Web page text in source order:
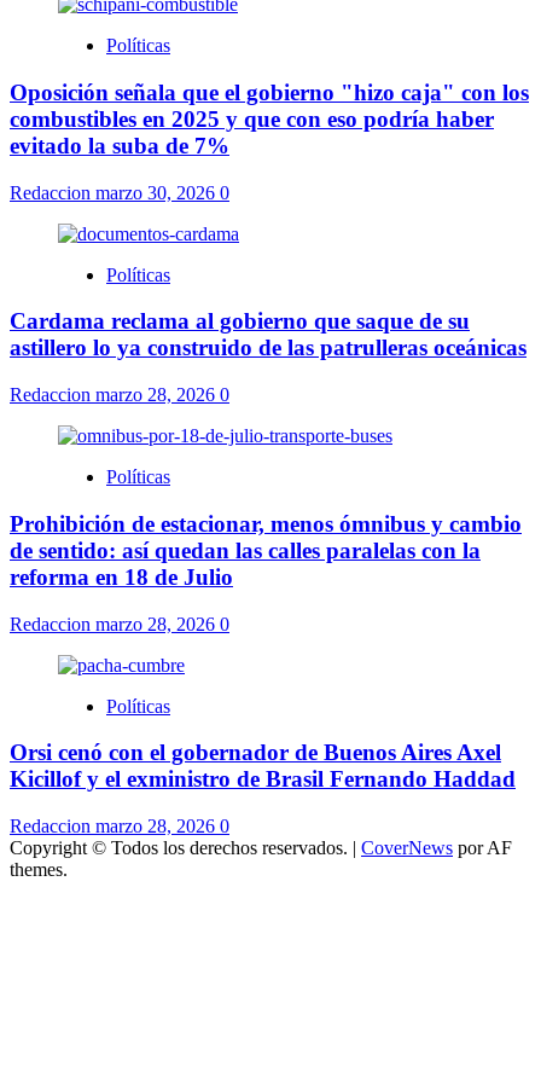
Políticas
Oposición señala que el gobierno "hizo caja" con los
combustibles en 2025 y que con eso podría haber
evitado la suba de 7%
Redaccion marzo 30, 2026 0
Políticas
Cardama reclama al gobierno que saque de su
astillero lo ya construido de las patrulleras oceánicas
Redaccion marzo 28, 2026 0
Políticas
Prohibición de estacionar, menos ómnibus y cambio
de sentido: así quedan las calles paralelas con la
reforma en 18 de Julio
Redaccion marzo 28, 2026 0
Políticas
Orsi cenó con el gobernador de Buenos Aires Axel
Kicillof y el exministro de Brasil Fernando Haddad
Redaccion marzo 28, 2026 0
Copyright © Todos los derechos reservados. | CoverNews por AF
themes.